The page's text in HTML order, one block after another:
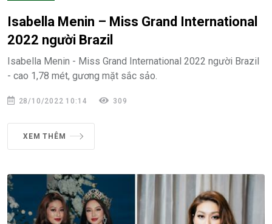
Isabella Menin – Miss Grand International
2022 người Brazil
Isabella Menin - Miss Grand International 2022 người Brazil
- cao 1,78 mét, gương mặt sắc sảo.
28/10/2022 10:14 309
XEM THÊM